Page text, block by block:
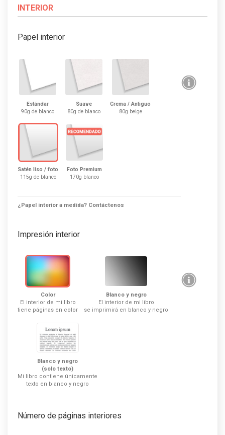
INTERIOR
Papel interior
Estándar
90g de blanco
Suave
80g de blanco
Crema / Antiguo
80g beige
Satén liso / foto
115g de blanco
Foto Premium
170g blanco
¿Papel interior a medida? Contáctenos
Impresión interior
Color
El interior de mi libro
tiene páginas en color
Blanco y negro
El interior de mi libro
se imprimirá en blanco y negro
Blanco y negro
(solo texto)
Mi libro contiene únicamente
texto en blanco y negro
Número de páginas interiores